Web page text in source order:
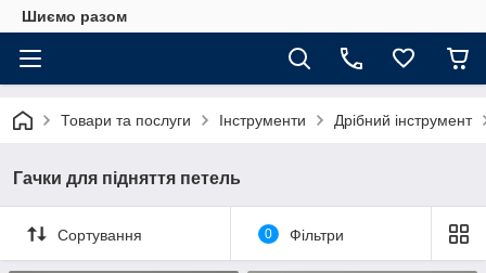
Шиємо разом
Товари та послуги Інструменти Дрібний інструмент
Гачки для підняття петель
Сортування 0 Фільтри